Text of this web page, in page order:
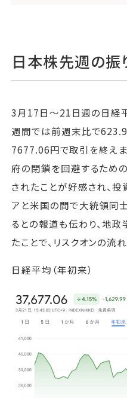
日本株先週の振
3月17日〜21日週の日経
週間では前週末比で
7677.06円で取引を終えま
府の閉鎖を回避するため
されたことが好感され、投
アと米国の間で大統領同
るとの報道も伝わり、地
たことで、リスクオンの流
日経平均（年初来）